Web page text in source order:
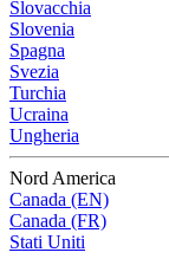
Slovacchia
Slovenia
Spagna
Svezia
Turchia
Ucraina
Ungheria
Nord America
Canada (EN)
Canada (FR)
Stati Uniti